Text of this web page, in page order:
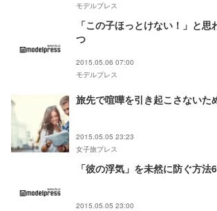
モデルプレス
「この子ほっとけない！」と
つ
2015.05.06 07:00
モデルプレス
旅先で喧嘩を引き起こさないた
2015.05.05 23:23
女子旅プレス
「彼の浮気」を未然に防ぐ方法
2015.05.05 23:00